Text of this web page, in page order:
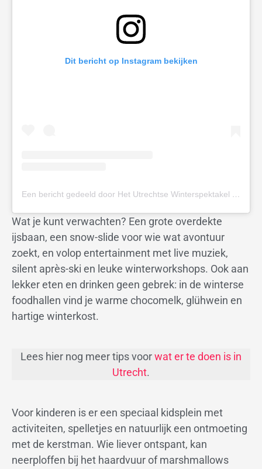
Dit bericht op Instagram bekijken
Een bericht gedeeld door Het Utrechtse Winterspektakel (@utrechtsewinterspektakel)
Wat je kunt verwachten? Een grote overdekte
ijsbaan, een snow-slide voor wie wat avontuur
zoekt, en volop entertainment met live muziek,
silent après-ski en leuke winterworkshops. Ook aan
lekker eten en drinken geen gebrek: in de winterse
foodhallen vind je warme chocomelk, glühwein en
hartige winterkost.
Lees hier nog meer tips voorwat er te doen is in
Utrecht.
Voor kinderen is er een speciaal kidsplein met
activiteiten, spelletjes en natuurlijk een ontmoeting
met de kerstman. Wie liever ontspant, kan
neerploffen bij het haardvuur of marshmallows